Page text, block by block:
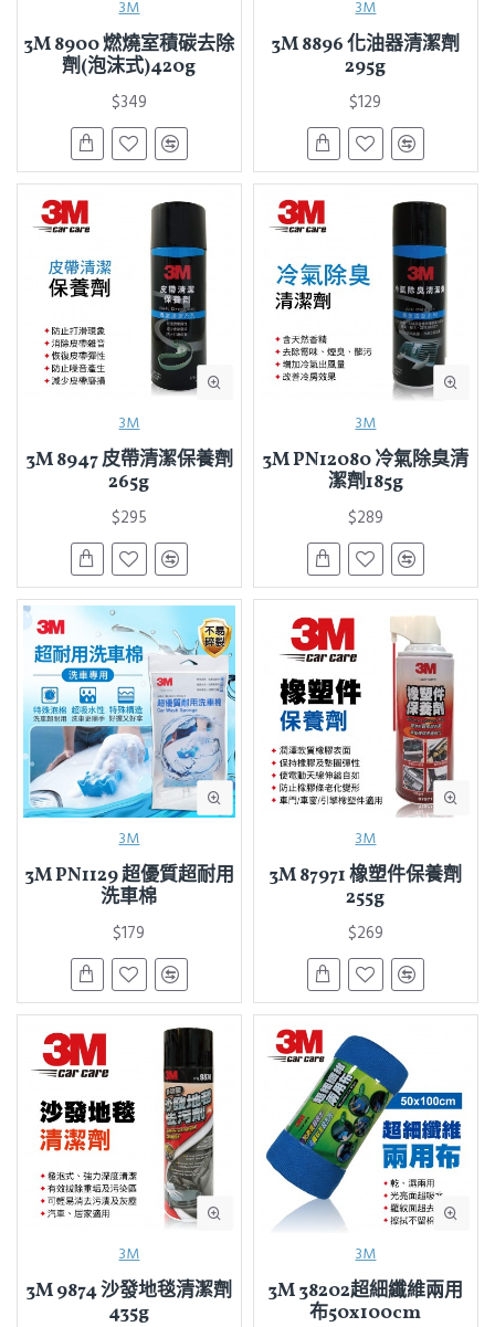
3M
3M 8900 燃燒室積碳去除
劑(泡沫式)420g
$349
3M
3M 8896 化油器清潔劑
295g
$129
3M
3M 8947 皮帶清潔保養劑
265g
$295
3M
3M PN12080 冷氣除臭清
潔劑185g
$289
3M
3M PN1129 超優質超耐用
洗車棉
$179
3M
3M 87971 橡塑件保養劑
255g
$269
3M
3M 9874 沙發地毯清潔劑
435g
3M
3M 38202超細纖維兩用
布50x100cm